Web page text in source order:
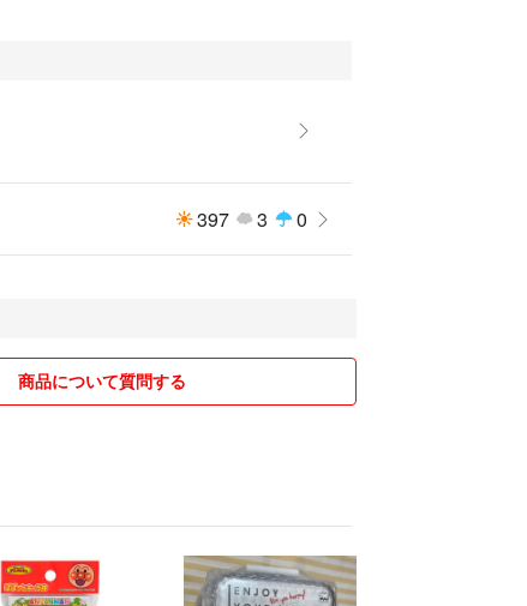
397 3 0
商品について質問する